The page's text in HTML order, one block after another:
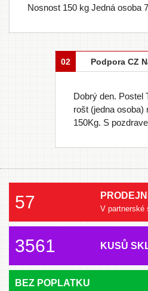
Nosnost 150 kg Jedná osoba
02 Podpora CZ
Dobrý den. Postel
rošt (jedna osoba)
150Kg. S
57 V partnerské
3561 KUSŮ
BEZ POPLATKU